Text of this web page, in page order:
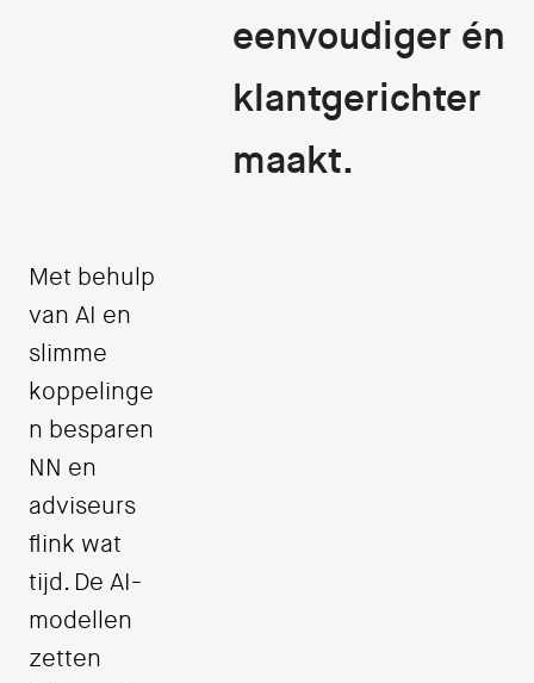
eenvoudiger én
klantgerichter
maakt.
Met behulp
van AI en
slimme
koppelinge
n besparen
NN en
adviseurs
flink wat
tijd. De AI-
modellen
zetten